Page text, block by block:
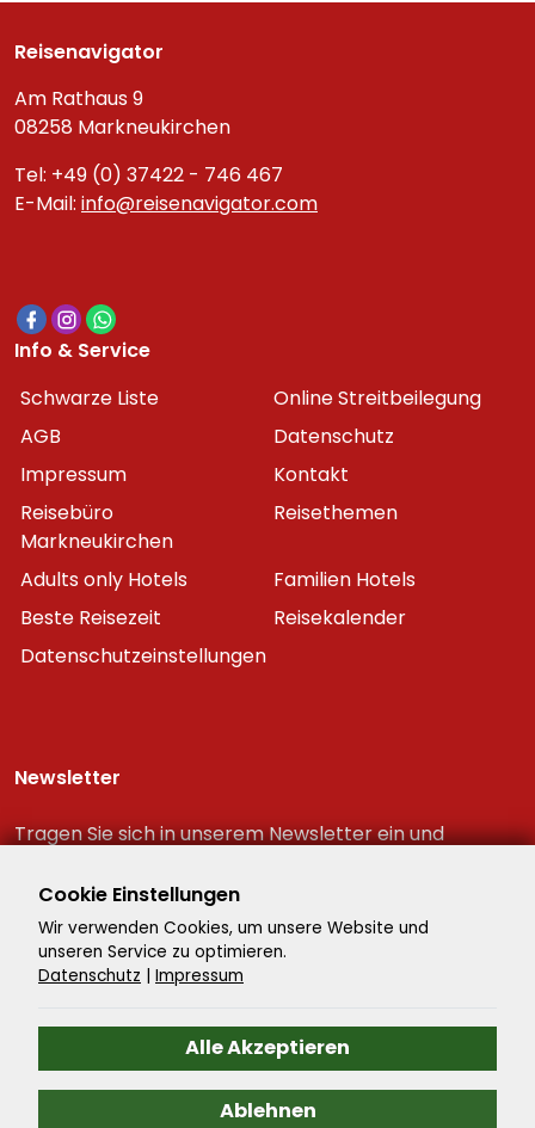
Reisenavigator
Am Rathaus 9
08258 Markneukirchen
Tel: +49 (0) 37422 - 746 467
E-Mail: info@reisenavigator.com
Info & Service
Schwarze Liste
Online Streitbeilegung
AGB
Datenschutz
Impressum
Kontakt
Reisebüro
Markneukirchen
Reisethemen
Adults only Hotels
Familien Hotels
Beste Reisezeit
Reisekalender
Datenschutzeinstellungen
Newsletter
Tragen Sie sich in unserem Newsletter ein und
Reiseschnäppchen!
Cookie Einstellungen
Wir verwenden Cookies, um unsere Website und
unseren Service zu optimieren.
Datenschutz | Impressum
Alle Akzeptieren
Ablehnen